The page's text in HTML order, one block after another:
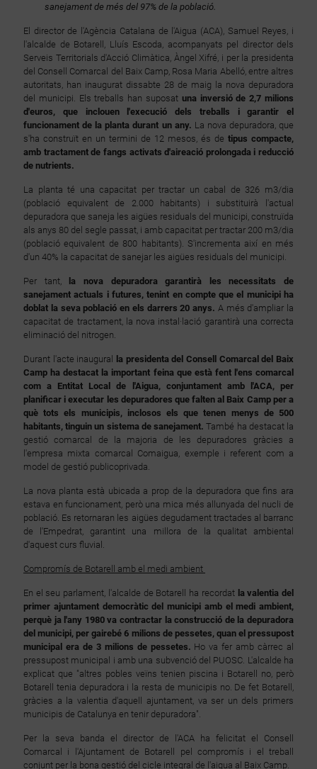
sanejament de més del 97% de la població.
El director de l'Agència Catalana de l'Aigua (ACA), Samuel Reyes, i
l'alcalde de Botarell, Lluís Escoda, acompanyats pel director dels
Serveis Territorials d'Acció Climàtica, Àngel Xifré, i per la presidenta
del Consell Comarcal del Baix Camp, Rosa Maria Abelló, entre altres
autoritats, han inaugurat dissabte 28 de maig la nova depuradora
del municipi. Els treballs han suposat una inversió de 2,7 milions
d'euros, que inclouen l'execució dels treballs i garantir el
funcionament de la planta durant un any. La nova depuradora, que
s'ha construït en un termini de 12 mesos, és de tipus compacte,
amb tractament de fangs activats d'aireació prolongada i reducció
de nutrients.
La planta té una capacitat per tractar un cabal de 326 m3/dia
(població equivalent de 2.000 habitants) i substituirà l'actual
depuradora que saneja les aigües residuals del municipi, construïda
als anys 80 del segle passat, i amb capacitat per tractar 200 m3/dia
(població equivalent de 800 habitants). S'incrementa així en més
d'un 40% la capacitat de sanejar les aigües residuals del municipi.
Per tant,
la nova depuradora garantirà les necessitats de
sanejament actuals i futures, tenint en compte que el municipi ha
doblat la seva població en els darrers 20 anys. A més d'ampliar la
capacitat de tractament, la nova instal·lació garantirà una correcta
eliminació del nitrogen.
Durant l'acte inaugural
la presidenta del Consell Comarcal del Baix
Camp ha destacat la important feina que està fent l'ens comarcal
com a Entitat Local de l'Aigua, conjuntament amb l'ACA, per
planificar i executar les depuradores que falten al Baix Camp per a
què tots els municipis, inclosos els que tenen menys de 500
habitants, tinguin un sistema de sanejament. També ha destacat la
gestió comarcal de la majoria de les depuradores gràcies a
l'empresa mixta comarcal Comaigua, exemple i referent com a
model de gestió publicoprivada.
La nova planta està ubicada a prop de la depuradora que fins ara
estava en funcionament, però una mica més allunyada del nucli de
població. Es retornaran les aigües degudament tractades al barranc
de l'Empedrat, garantint una millora de la qualitat ambiental
d'aquest curs fluvial.
Compromís de Botarell amb el medi ambient
En el seu parlament, l'alcalde de Botarell ha recordat la valentia del
primer ajuntament democràtic del municipi amb el medi ambient,
perquè ja l'any 1980 va contractar la construcció de la depuradora
del municipi, per gairebé 6 milions de pessetes, quan el pressupost
municipal era de 3 milions de pessetes. Ho va fer amb càrrec al
pressupost municipal i amb una subvenció del PUOSC. L'alcalde ha
explicat que "altres pobles veïns tenien piscina i Botarell no, però
Botarell tenia depuradora i la resta de municipis no. De fet Botarell,
gràcies a la valentia d'aquell ajuntament, va ser un dels primers
municipis de Catalunya en tenir depuradora".
Per la seva banda el director de l'ACA ha felicitat el Consell
Comarcal i l'Ajuntament de Botarell pel compromís i el treball
conjunt per la bona gestió del cicle integral de l'aigua al Baix Camp.